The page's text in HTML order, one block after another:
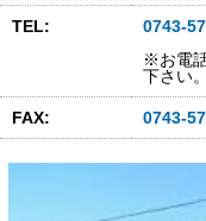
TEL:
0743-
※お電
下さい。
FAX: 0743-